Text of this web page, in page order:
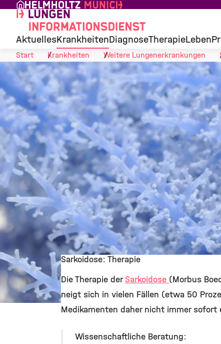
Skip to Content
AktuellesKrankheitenDiagnoseTherapieLeben
Start Krankheiten Weitere Lungenerkrankungen
Sarkoidose: Therapie
Die Therapie derSarkoidose (Morbus
neigt sich in vielen Fällen (etwa 50
Medikamenten daher nicht immer sofort
Wissenschaftliche Beratung: